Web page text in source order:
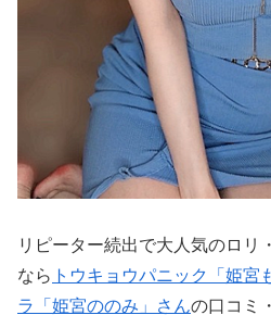
リピーター続出で大人気のロリ
なら トウキョウパニック「姫宮
ラ「姫宮ののみ」さんの口コミ